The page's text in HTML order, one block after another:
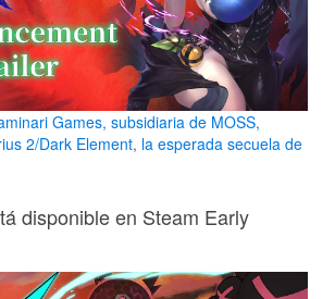
Games, subsidiaria de MOSS,
2/Dark Element, la esperada secuela de
disponible en Steam Early